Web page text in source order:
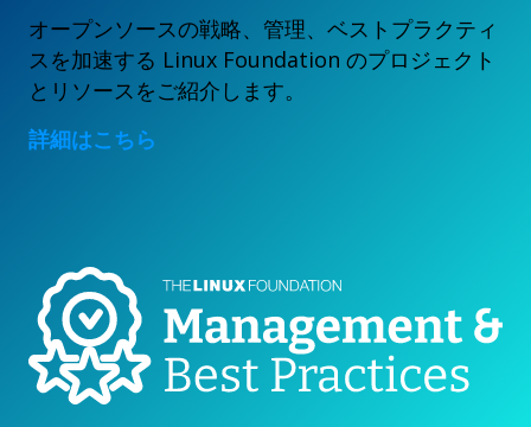
オープンソースの戦略、管理、ベストプラクティ
スを加速する Linux Foundation のプロジェクト
とリソースをご紹介します。
詳細はこちら